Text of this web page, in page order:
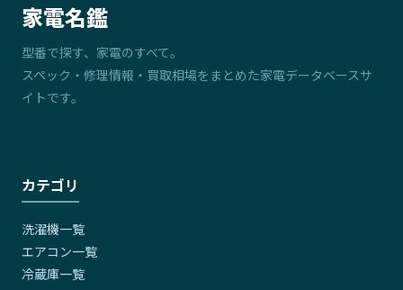
家電名鑑
型番で探す、家電のすべて。
スペック・修理情報・買取相場をまとめた家電データベースサ
イトです。
カテゴリ
洗濯機一覧
エアコン一覧
冷蔵庫一覧